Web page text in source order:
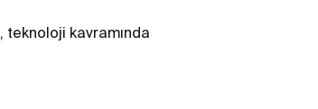
kavramında